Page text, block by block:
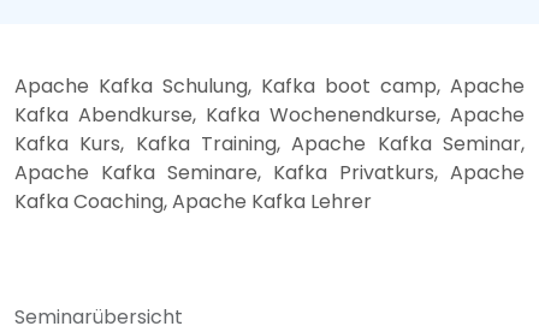
Apache Kafka Schulung, Kafka boot camp, Apache
Kafka Abendkurse, Kafka Wochenendkurse, Apache
Kafka Kurs, Kafka Training, Apache Kafka Seminar,
Apache Kafka Seminare, Kafka Privatkurs, Apache
Kafka Coaching, Apache Kafka Lehrer
Seminarübersicht